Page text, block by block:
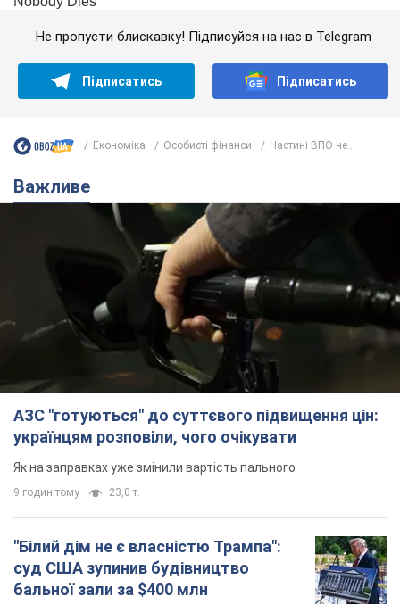
Не пропусти блискавку! Підписуйся на нас в Telegram
Підписатись Підписатись
Економіка Особисті фінанси Частині ВПО не...
Важливе
АЗС "готуються" до суттєвого підвищення цін:
українцям розповіли, чого очікувати
Як на заправках уже змінили вартість пального
9 годин тому 23,0 т.
"Білий дім не є власністю Трампа":
суд США зупинив будівництво
бальної зали за $400 млн